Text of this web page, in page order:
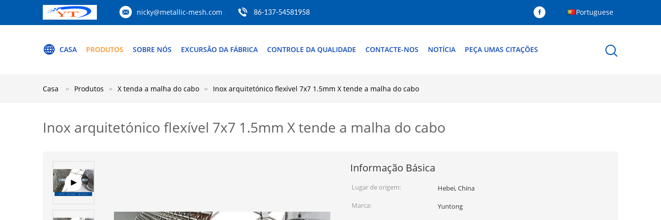
nicky@metallic-mesh.com 86-137-54581958 Portuguese
CASA PRODUTOS SOBRE NÓS EXCURSÃO DA FÁBRICA CONTROLE DA QUALIDADE CONTACTE-NOS NOTÍCIA PEÇA UMAS CITAÇÕES
Casa Produtos X tenda a malha do cabo Inox arquitetónico flexível 7x7 1.5mm X tende a malha do cabo
Inox arquitetónico flexível 7x7 1.5mm X tende a malha do cabo
Informação Básica
Lugar de origem:
Hebei, China
Marca:
Yuntong